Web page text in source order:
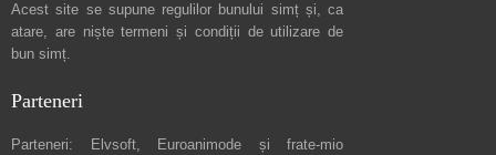
Acest site se supune regulilor bunului simț și, ca
atare, are niștetermeni și condiții de utilizare de
bun simț.
Parteneri
Parteneri: Elvsoft, Euroanimode și frate-mio